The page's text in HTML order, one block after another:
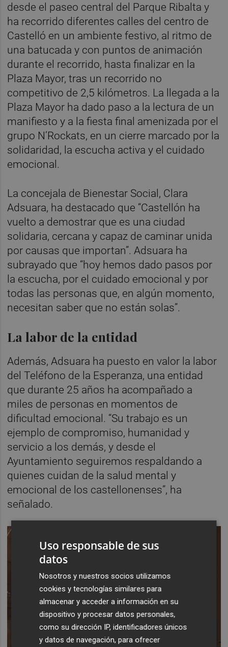
desde el paseo central del Parque Ribalta y
ha recorrido diferentes calles del centro de
Castelló en un ambiente festivo, al ritmo de
una batucada y con puntos de animación
durante el recorrido, hasta finalizar en la
Plaza Mayor, tras un recorrido no
competitivo de 2,5 kilómetros. La llegada a la
Plaza Mayor ha dado paso a la lectura de un
manifiesto y a la fiesta final amenizada por el
grupo N’Rockats, en un cierre marcado por la
solidaridad, la escucha activa y el cuidado
emocional.
La concejala de Bienestar Social, Clara
Adsuara, ha destacado que “Castellón ha
vuelto a demostrar que es una ciudad
solidaria, cercana y capaz de caminar unida
por causas que importan”. Adsuara ha
subrayado que “hoy hemos dado pasos por
la escucha, por el cuidado emocional y por
todas las personas que, en algún momento,
necesitan saber que no están solas”.
La labor de la entidad
Además, Adsuara ha puesto en valor la labor
del Teléfono de la Esperanza, una entidad
que durante 25 años ha acompañado a
miles de personas en momentos de
dificultad emocional. “Su trabajo es un
ejemplo de compromiso, humanidad y
servicio a los demás, y desde el
Ayuntamiento seguiremos respaldando a
quienes cuidan de la salud mental y
emocional de los castellonenses”, ha
señalado.
Uso responsable de sus
datos
Nosotros y nuestros socios utilizamos
cookies y tecnologías similares para
almacenar y acceder a información en su
dispositivo y procesar datos personales,
como su dirección IP, identificadores únicos
y datos de navegación, para ofrecer